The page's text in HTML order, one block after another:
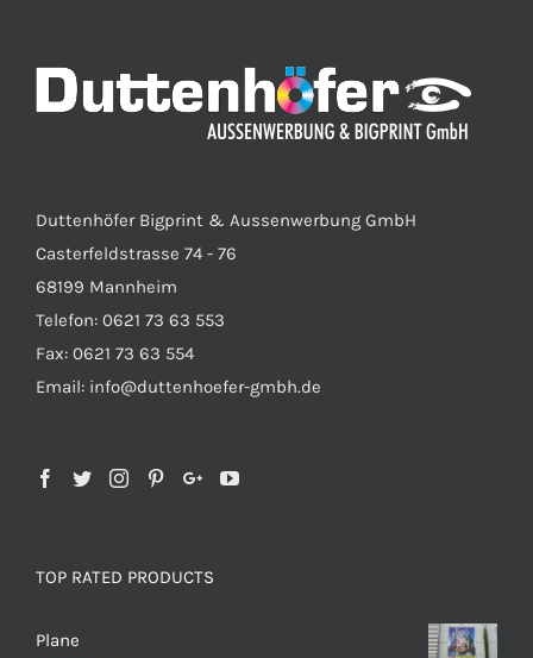
Duttenhöfer Bigprint & Aussenwerbung GmbH
Casterfeldstrasse 74 - 76
68199 Mannheim
Telefon: 0621 73 63 553
Fax: 0621 73 63 554
Email: info@duttenhoefer-gmbh.de
TOP RATED PRODUCTS
Plane